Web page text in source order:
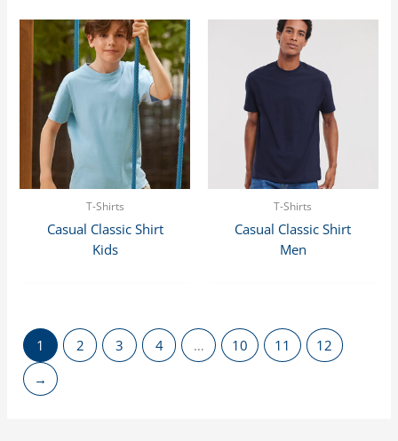
T-Shirts
Casual Classic Shirt
Kids
T-Shirts
Casual Classic Shirt
Men
1 2 3 4 … 10 11
12
→